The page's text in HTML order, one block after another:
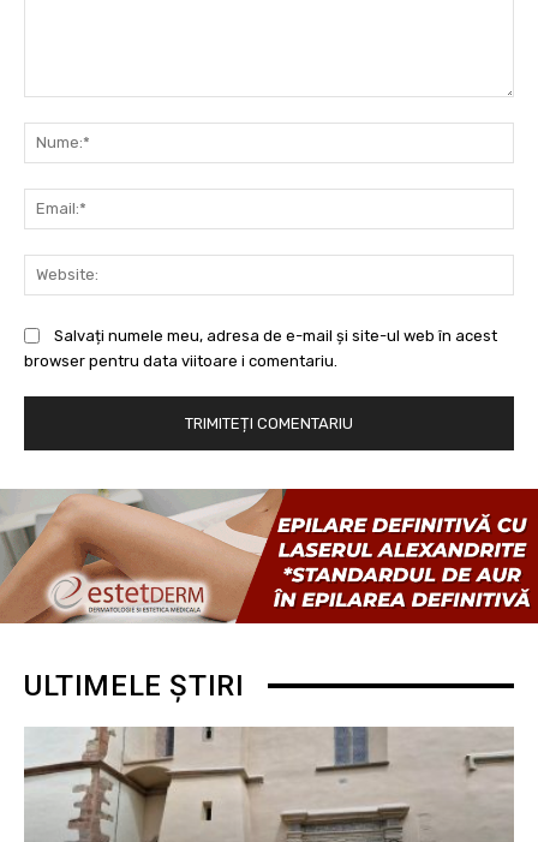
Salvați numele meu, adresa de e-mail și site-ul web în acest
browser pentru data viitoare i comentariu.
ULTIMELE ȘTIRI